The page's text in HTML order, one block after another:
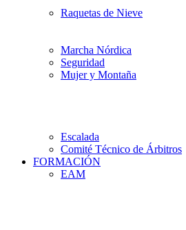
Raquetas de Nieve
Marcha Nórdica
Seguridad
Mujer y Montaña
Escalada
Comité Técnico de Árbitros
FORMACIÓN
EAM